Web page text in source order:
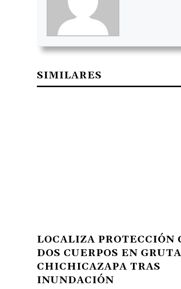
SIMILARES
LOCALIZA PROTECCIÓN
DOS CUERPOS EN
CHICHICAZAPA TRAS
INUNDACIÓN